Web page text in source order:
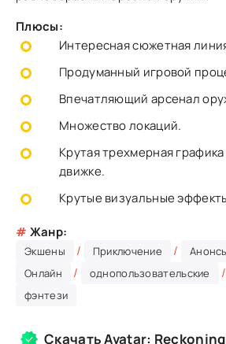
Плюсы:
Интересная сюжетная
Продуманный игровой
Впечатляющий арсенал
Множество локаций.
Крутая трехмерная
движке.
Крутые визуальные
# Жанр:
Экшены / Приключение /
Онлайн / однопользовательские /
фэнтези
Скачать Avatar: